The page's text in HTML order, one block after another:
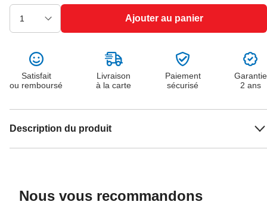
Ajouter au panier
Satisfait
ou remboursé
Livraison
à la carte
Paiement
sécurisé
Garantie
2 ans
Description du produit
Nous vous recommandons